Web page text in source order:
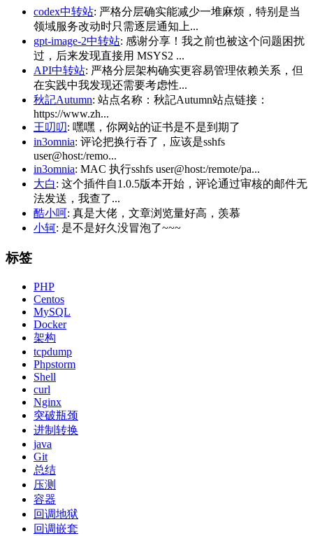
codex中转站: 严格分层确实能减少一堆麻烦，特别是当
领域服务改动时只需逐层通知上...
gpt-image-2中转站: 感谢分享！我之前也被这个问题困扰
过，后来发现直接用 MSYS2 ...
API中转站: 严格分层架构确实更容易管理依赖关系，但
在实践中我发现还需要考虑性...
秋記Autumn: 站点名称：秋記Autumn站点链接：
https://www.zh...
王叨叨: 嘿嘿，你网站的证书是不是到期了
in3omnia: 评论把换行吞了，应该是sshfs
user@host:/remo...
in3omnia: MAC 执行sshfs user@host:/remote/pa...
大白: 这个插件自1.0.5版本开始，评论通过审核的邮件无
法发送，我查了...
酷小呵: 真是大佬，文章浏览量好高，羡慕
小轲: 是不是好久没冒泡了~~~
标签
PHP
Centos
MySQL
Docker
架构
tcpdump
Phpstorm
Shell
curl
Nginx
突破瓶颈
进制转换
java
Git
总结
压测
容器
回调地狱
回调嵌套